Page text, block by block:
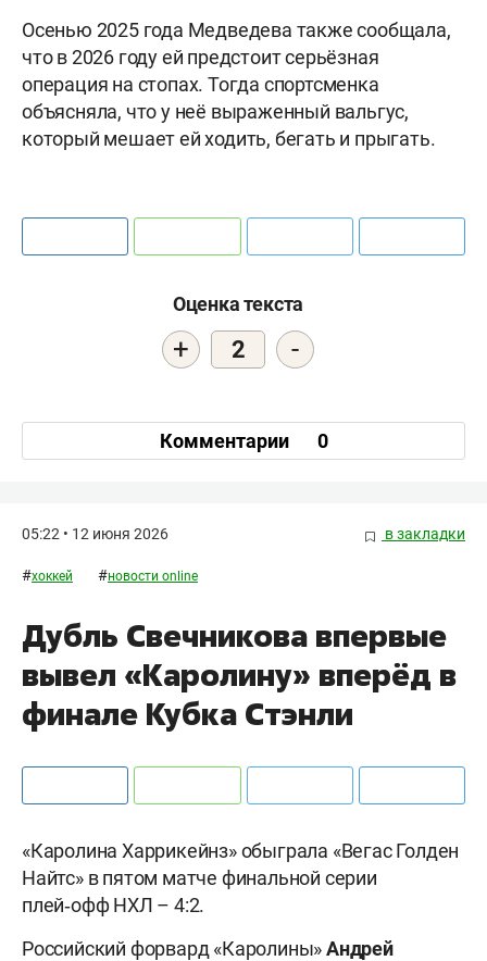
Осенью 2025 года Медведева также сообщала,
что в 2026 году ей предстоит серьёзная
операция на стопах. Тогда спортсменка
объясняла, что у неё выраженный вальгус,
который мешает ей ходить, бегать и прыгать.
Оценка текста
+ 2 -
Комментарии 0
05:22 • 12 июня 2026 в закладки
#хоккей #новости online
Дубль Свечникова впервые
вывел «Каролину» вперёд в
финале Кубка Стэнли
«Каролина Харрикейнз» обыграла «Вегас Голден
Найтс» в пятом матче финальной серии
плей‑офф НХЛ – 4:2.
Российский форвард «Каролины»Андрей